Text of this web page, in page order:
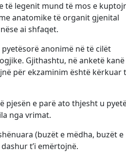
të legenit mund të mos e
anatomike të organit gjenital
ai shfaqet.
anonimë në të cilët
Gjithashtu, në anketë kanë
për ekzaminim është kërkuar
pjesën e parë ato thjesht u
nga vrimat.
(buzët e mëdha, buzët e
t’i emërtojnë.